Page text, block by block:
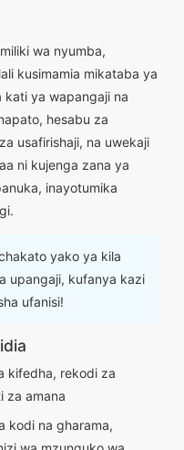
wa nyumba,
kusimamia mikataba ya
kati ya wapangaji na
hesabu za
usafirishaji, na uwekaji
ni kujenga zana ya
inayotumika
yako ya kila
upangaji, kufanya kazi
ufanisi!
kifedha, rekodi za
za amana
kodi na gharama,